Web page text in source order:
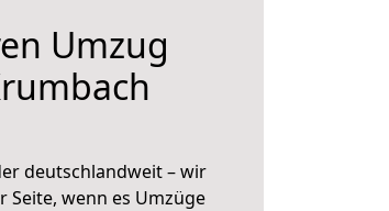
Umzug
deutschlandweit – wir
Seite, wenn es Umzüge